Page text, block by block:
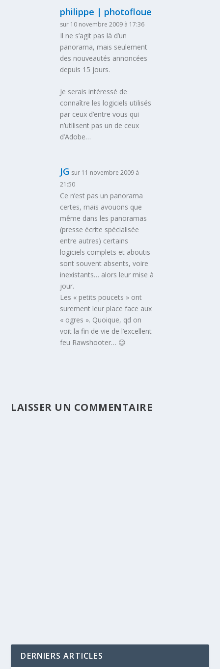
philippe | photofloue
sur 10 novembre 2009 à 17:36
Il ne s’agit pas là d’un
panorama, mais seulement
des nouveautés annoncées
depuis 15 jours.
Je serais intéressé de
connaître les logiciels utilisés
par ceux d’entre vous qui
n’utilisent pas un de ceux
d’Adobe…
JG sur 11 novembre 2009 à
21:50
Ce n’est pas un panorama
certes, mais avouons que
même dans les panoramas
(presse écrite spécialisée
entre autres) certains
logiciels complets et aboutis
sont souvent absents, voire
inexistants… alors leur mise à
jour.
Les « petits poucets » ont
surement leur place face aux
« ogres ». Quoique, qd on
voit la fin de vie de l’excellent
feu Rawshooter… 😉
LAISSER UN COMMENTAIRE
DERNIERS ARTICLES